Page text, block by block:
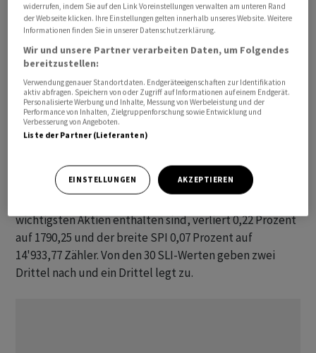
Wochenverlauf erwartet, die Strahlkraft auf den
Gesamtmarkt haben. Und auch auf Konjunkturseite
stehen einige wichtige Daten an, allen voran der US-
Jobreport zum Wochenschluss. Zum heutigen
Wochenauftakt haben die jüngsten Daten aus China die
Hoffnungen auf weitere Stützungsmassnahmen der
Regierung in Peking geschürt. Dagegen liefern die
deutschen Detailhandelsumsätze "ein trostloses Bild",
Der SMI tritt gegen 09.25 Uhr mit -0,01 Prozent auf der
wichtigsten Aktien enthalten sind, verliert 0,22 Prozent
auf 1790,25 und der breite SPI 0,07 Prozent auf
14'933,77 Zähler. Von den 30 SLI-Werten geben zwei
Drittel nach und ein Drittel legt zu.
widerrufen, indem Sie auf den Link Voreinstellungen verwalten am unteren Rand
der Webseite klicken. Ihre Einstellungen gelten innerhalb unseres Website. Weitere
Informationen finden Sie in unserer Datenschutzerklärung.
Wir und unsere Partner verarbeiten Daten, um Folgendes
bereitzustellen:
Verwendung genauer Standortdaten. Endgeräteeigenschaften zur Identifikation
aktiv abfragen. Speichern von oder Zugriff auf Informationen auf einem Endgerät.
Personalisierte Werbung und Inhalte, Messung von Werbeleistung und der
Performance von Inhalten, Zielgruppenforschung sowie Entwicklung und
Verbesserung von Angeboten.
Liste der Partner (Lieferanten)
EINSTELLUNGEN AKZEPTIEREN